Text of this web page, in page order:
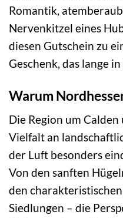
Romantik,
Nervenkitzel eines
diesen Gutschein zu
Geschenk, das lange
Warum
Die Region um
Vielfalt an
der Luft besonders
Von den sanften
den
Siedlungen – die